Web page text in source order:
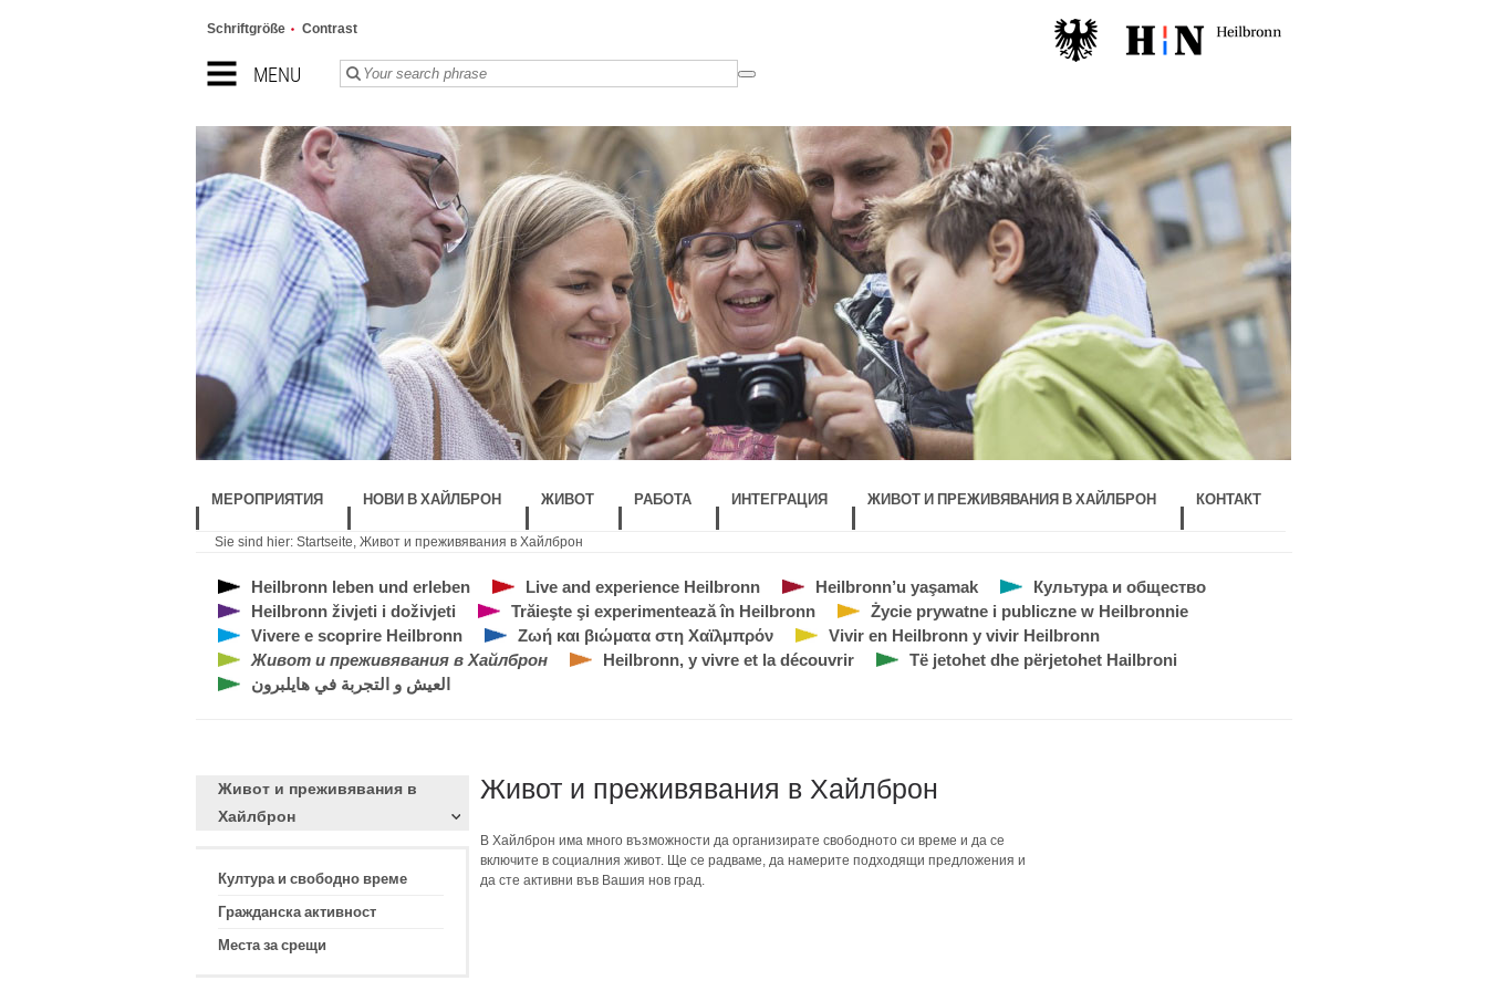
MENU
Schriftgröße Contrast
МЕРОПРИЯТИЯ НОВИ В ХАЙЛБРОН ЖИВОТ РАБОТА ИНТЕГРАЦИЯ ЖИВОТ И ПРЕЖИВЯВАНИЯ В ХАЙЛБРОН КОНТАКТ
Sie sind hier: Startseite, Живот и преживявания в Хайлброн
Heilbronn leben und erleben Live and experience Heilbronn Heilbronn’u yaşamak
Культура и общество
Heilbronn živjeti i doživjeti
Trăieşte şi experimentează în Heilbronn
Życie prywatne i publiczne w Heilbronnie
Vivere e scoprire Heilbronn
Ζωή και βιώματα στη Χαϊλμπρόν
Vivir en Heilbronn y vivir Heilbronn
Живот и преживявания в Хайлброн
Heilbronn, y vivre et la découvrir
Të jetohet dhe përjetohet Hailbroni
العيش و التجربة في هايلبرون
Живот и преживявания в
Хайлброн
Култура и свободно време
Гражданска активност
Места за срещи
Живот и преживявания в Хайлброн
В Хайлброн има много възможности да организирате свободното си време и да се
включите в социалния живот. Ще се радваме, да намерите подходящи предложения и
да сте активни във Вашия нов град.